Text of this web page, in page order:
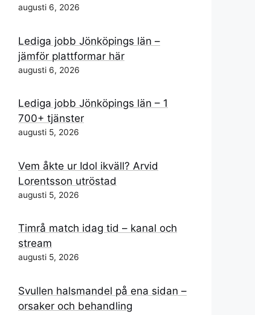
augusti 6, 2026
Lediga jobb Jönköpings län –
jämför plattformar här
augusti 6, 2026
Lediga jobb Jönköpings län – 1
700+ tjänster
augusti 5, 2026
Vem åkte ur Idol ikväll? Arvid
Lorentsson utröstad
augusti 5, 2026
Timrå match idag tid – kanal och
stream
augusti 5, 2026
Svullen halsmandel på ena sidan –
orsaker och behandling